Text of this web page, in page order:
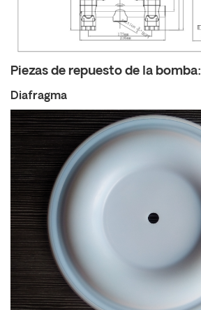
Piezas de repuesto de la bomba:
Diafragma